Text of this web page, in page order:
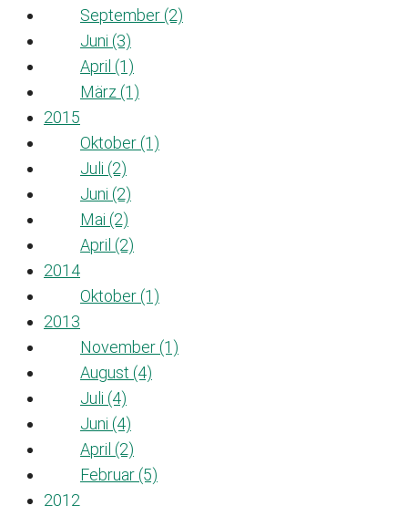
September (2)
Juni (3)
April (1)
März (1)
2015
Oktober (1)
Juli (2)
Juni (2)
Mai (2)
April (2)
2014
Oktober (1)
2013
November (1)
August (4)
Juli (4)
Juni (4)
April (2)
Februar (5)
2012